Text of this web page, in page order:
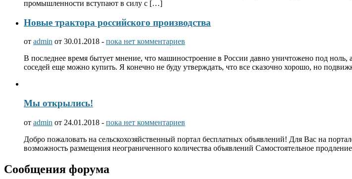
промышленности вступают в силу с […]
Новые трактора российского производства
от admin от 30.01.2018 - пока нет комментариев
В последнее время бытует мнение, что машиностроение в России давно уничтожено под
соседей еще можно купить. Я конечно не буду утверждать, что все сказочно хорошо, но
Мы открылись!
от admin от 24.01.2018 - пока нет комментариев
Добро пожаловать на сельскохозяйственный портал бесплатных объявлений! Для Вас на
возможность размещения неограниченного количества объявлений Самостоятельное
Сообщения форума